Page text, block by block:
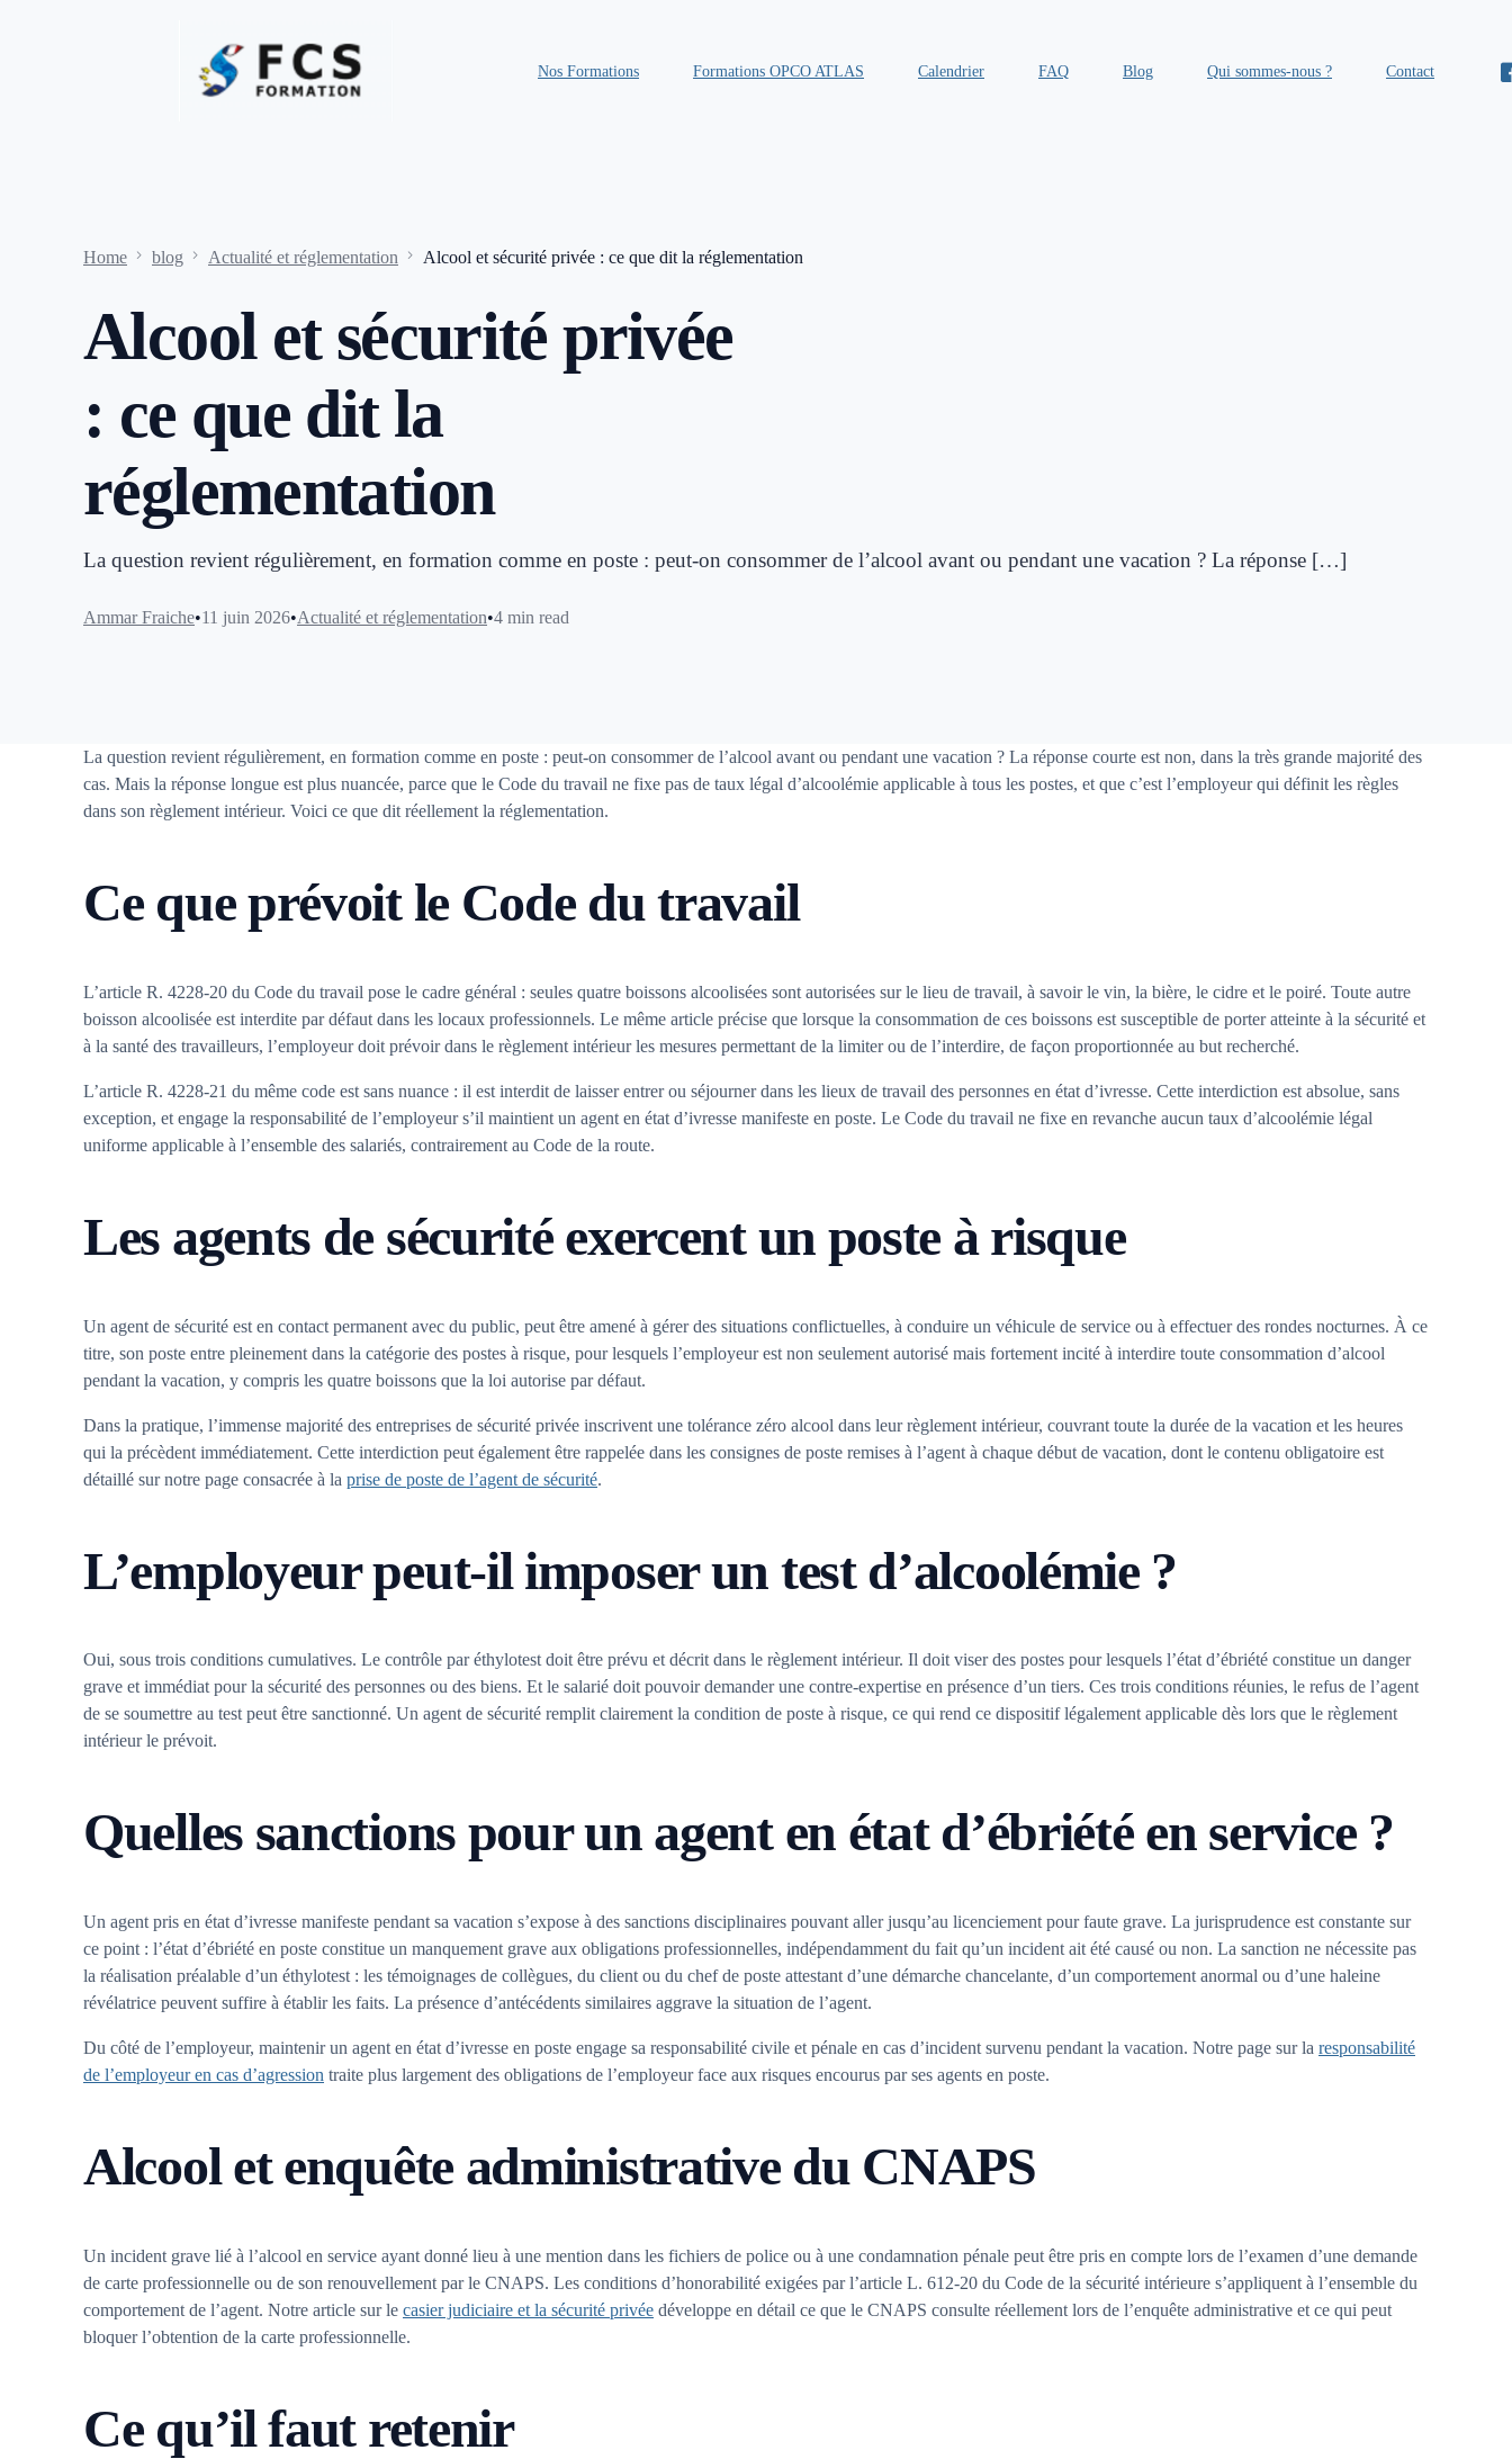
Nos Formations Formations OPCO ATLAS Calendrier FAQ Blog Qui sommes-nous ? Contact
Home blog Actualité et réglementation Alcool et sécurité privée : ce que dit la réglementation
Alcool et sécurité privée
: ce que dit la
réglementation
La question revient régulièrement, en formation comme en poste : peut-on consommer de l’alcool avant ou pendant une vacation ? La réponse […]
Ammar Fraiche 11 juin 2026 Actualité et réglementation 4 min read
La question revient régulièrement, en formation comme en poste : peut-on consommer de l’alcool avant ou pendant une vacation ? La réponse courte est non, dans la très grande majorité des
cas. Mais la réponse longue est plus nuancée, parce que le Code du travail ne fixe pas de taux légal d’alcoolémie applicable à tous les postes, et que c’est l’employeur qui définit les règles
dans son règlement intérieur. Voici ce que dit réellement la réglementation.
Ce que prévoit le Code du travail
L’article R. 4228-20 du Code du travail pose le cadre général : seules quatre boissons alcoolisées sont autorisées sur le lieu de travail, à savoir le vin, la bière, le cidre et le poiré. Toute autre
boisson alcoolisée est interdite par défaut dans les locaux professionnels. Le même article précise que lorsque la consommation de ces boissons est susceptible de porter atteinte à la sécurité et
à la santé des travailleurs, l’employeur doit prévoir dans le règlement intérieur les mesures permettant de la limiter ou de l’interdire, de façon proportionnée au but recherché.
L’article R. 4228-21 du même code est sans nuance : il est interdit de laisser entrer ou séjourner dans les lieux de travail des personnes en état d’ivresse. Cette interdiction est absolue, sans
exception, et engage la responsabilité de l’employeur s’il maintient un agent en état d’ivresse manifeste en poste. Le Code du travail ne fixe en revanche aucun taux d’alcoolémie légal
uniforme applicable à l’ensemble des salariés, contrairement au Code de la route.
Les agents de sécurité exercent un poste à risque
Un agent de sécurité est en contact permanent avec du public, peut être amené à gérer des situations conflictuelles, à conduire un véhicule de service ou à effectuer des rondes nocturnes. À ce
titre, son poste entre pleinement dans la catégorie des postes à risque, pour lesquels l’employeur est non seulement autorisé mais fortement incité à interdire toute consommation d’alcool
pendant la vacation, y compris les quatre boissons que la loi autorise par défaut.
Dans la pratique, l’immense majorité des entreprises de sécurité privée inscrivent une tolérance zéro alcool dans leur règlement intérieur, couvrant toute la durée de la vacation et les heures
qui la précèdent immédiatement. Cette interdiction peut également être rappelée dans les consignes de poste remises à l’agent à chaque début de vacation, dont le contenu obligatoire est
détaillé sur notre page consacrée à la prise de poste de l’agent de sécurité.
L’employeur peut-il imposer un test d’alcoolémie ?
Oui, sous trois conditions cumulatives. Le contrôle par éthylotest doit être prévu et décrit dans le règlement intérieur. Il doit viser des postes pour lesquels l’état d’ébriété constitue un danger
grave et immédiat pour la sécurité des personnes ou des biens. Et le salarié doit pouvoir demander une contre-expertise en présence d’un tiers. Ces trois conditions réunies, le refus de l’agent
de se soumettre au test peut être sanctionné. Un agent de sécurité remplit clairement la condition de poste à risque, ce qui rend ce dispositif légalement applicable dès lors que le règlement
intérieur le prévoit.
Quelles sanctions pour un agent en état d’ébriété en service ?
Un agent pris en état d’ivresse manifeste pendant sa vacation s’expose à des sanctions disciplinaires pouvant aller jusqu’au licenciement pour faute grave. La jurisprudence est constante sur
ce point : l’état d’ébriété en poste constitue un manquement grave aux obligations professionnelles, indépendamment du fait qu’un incident ait été causé ou non. La sanction ne nécessite pas
la réalisation préalable d’un éthylotest : les témoignages de collègues, du client ou du chef de poste attestant d’une démarche chancelante, d’un comportement anormal ou d’une haleine
révélatrice peuvent suffire à établir les faits. La présence d’antécédents similaires aggrave la situation de l’agent.
Du côté de l’employeur, maintenir un agent en état d’ivresse en poste engage sa responsabilité civile et pénale en cas d’incident survenu pendant la vacation. Notre page sur la responsabilité
de l’employeur en cas d’agression traite plus largement des obligations de l’employeur face aux risques encourus par ses agents en poste.
Alcool et enquête administrative du CNAPS
Un incident grave lié à l’alcool en service ayant donné lieu à une mention dans les fichiers de police ou à une condamnation pénale peut être pris en compte lors de l’examen d’une demande
de carte professionnelle ou de son renouvellement par le CNAPS. Les conditions d’honorabilité exigées par l’article L. 612-20 du Code de la sécurité intérieure s’appliquent à l’ensemble du
comportement de l’agent. Notre article sur le casier judiciaire et la sécurité privée développe en détail ce que le CNAPS consulte réellement lors de l’enquête administrative et ce qui peut
bloquer l’obtention de la carte professionnelle.
Ce qu’il faut retenir